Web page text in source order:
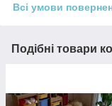
Всі умови
Подібні товари